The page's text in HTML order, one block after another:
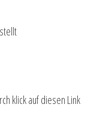
klick auf diesen Link